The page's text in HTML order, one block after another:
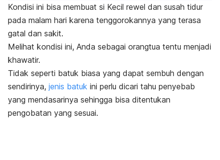
Kondisi ini bisa membuat si Kecil rewel dan susah tidur
pada malam hari karena tenggorokannya yang terasa
gatal dan sakit.
Melihat kondisi ini, Anda sebagai orangtua tentu menjadi
khawatir.
Tidak seperti batuk biasa yang dapat sembuh dengan
sendirinya, jenis batuk ini perlu dicari tahu penyebab
yang mendasarinya sehingga bisa ditentukan
pengobatan yang sesuai.